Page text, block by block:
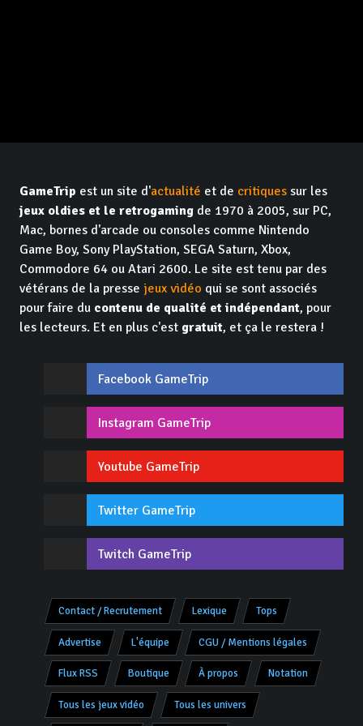
GameTrip est un site d'actualité et de critiques sur les
jeux oldies et le retrogaming de 1970 à 2005, sur PC,
Mac, bornes d'arcade ou consoles comme Nintendo
Game Boy, Sony PlayStation, SEGA Saturn, Xbox,
Commodore 64 ou Atari 2600. Le site est tenu par des
vétérans de la presse jeux vidéo qui se sont associés
pour faire du contenu de qualité et indépendant, pour
les lecteurs. Et en plus c'est gratuit, et ça le restera !
Facebook GameTrip
Instagram GameTrip
Youtube GameTrip
Twitter GameTrip
Twitch GameTrip
Contact / Recrutement Lexique Tops
Advertise L'équipe CGU / Mentions légales
Flux RSS Boutique À propos Notation
Tous les jeux vidéo Tous les univers